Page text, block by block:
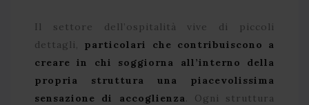
Il settore dell’ospitalità vive di piccoli
dettagli, particolari che contribuiscono a
creare in chi soggiorna all’interno della
propria struttura una piacevolissima
sensazione di accoglienza. Ogni struttura